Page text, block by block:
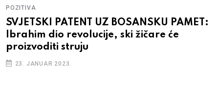
POZITIVA
SVJETSKI PATENT UZ BOSANSKU PAMET:
Ibrahim dio revolucije, ski žičare će
proizvoditi struju
23. JANUAR 2023.